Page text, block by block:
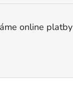
online platby